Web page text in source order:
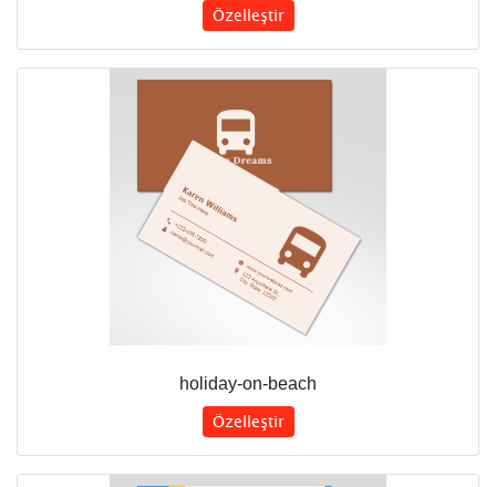
Özelleştir
holiday-on-beach
Özelleştir